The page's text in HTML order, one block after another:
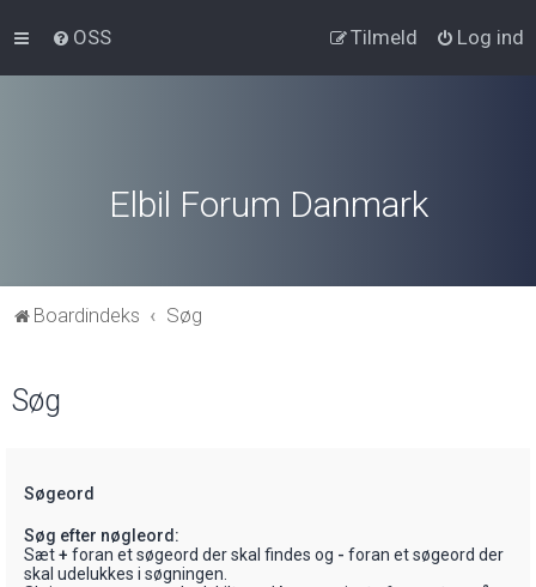
OSS Log ind
Tilmeld
Elbil Forum Danmark
Boardindeks Søg
Søg
Søgeord
Søg efter nøgleord:
Sæt+ foran et søgeord der skal findes og - foran et søgeord der
skal udelukkes i søgningen.